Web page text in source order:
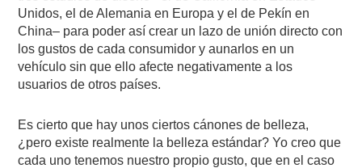
Unidos, el de Alemania en Europa y el de Pekín en
China– para poder así crear un lazo de unión directo con
los gustos de cada consumidor y aunarlos en un
vehículo sin que ello afecte negativamente a los
usuarios de otros países.
Es cierto que hay unos ciertos cánones de belleza,
¿pero existe realmente la belleza estándar? Yo creo que
cada uno tenemos nuestro propio gusto, que en el caso